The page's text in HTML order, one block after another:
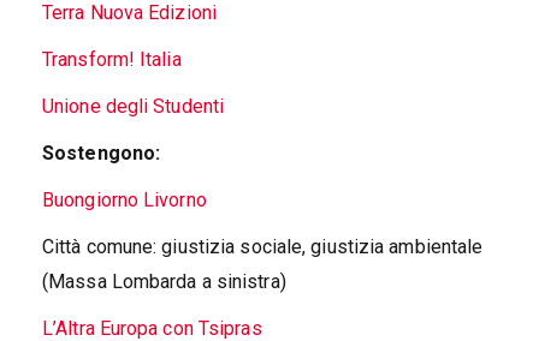
Terra Nuova Edizioni
Transform! Italia
Unione degli Studenti
Sostengono:
Buongiorno Livorno
Città comune: giustizia sociale, giustizia ambientale
(Massa Lombarda a sinistra)
L’Altra Europa con Tsipras